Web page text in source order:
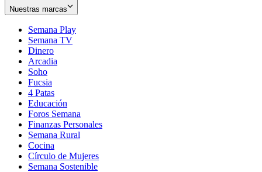
Nuestras marcas
Semana Play
Semana TV
Dinero
Arcadia
Soho
in
new
window
Fucsia
in
new
window
4 Patas
Educación
Foros Semana
Finanzas Personales
Semana Rural
Cocina
Círculo de Mujeres
Semana Sostenible